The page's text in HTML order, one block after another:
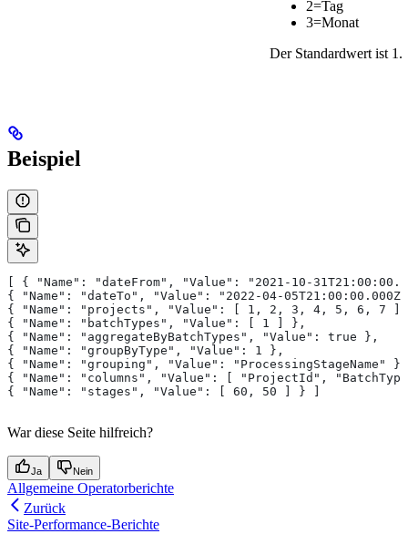
2=Tag
3=Monat
Der Standardwert ist 1.
Beispiel
[ { "Name": "dateFrom", "Value": "2021-10-
{ "Name": "dateTo", "Value": "2022-04-
{ "Name": "projects", "Value": [ 1, 2, 3, 4, 5, 6, 7
{ "Name": "batchTypes", "Value": [ 1 ] },
{ "Name": "aggregateByBatchTypes", "Value": true },
{ "Name": "groupByType", "Value": 1 },
{ "Name": "grouping", "Value": "ProcessingStageName" },
{ "Name": "columns", "Value": [ "ProjectId",
{ "Name": "stages", "Value": [ 60, 50 ] } ]
War diese Seite hilfreich?
Ja Nein
Allgemeine Operatorberichte
Zurück
Site-Performance-Berichte